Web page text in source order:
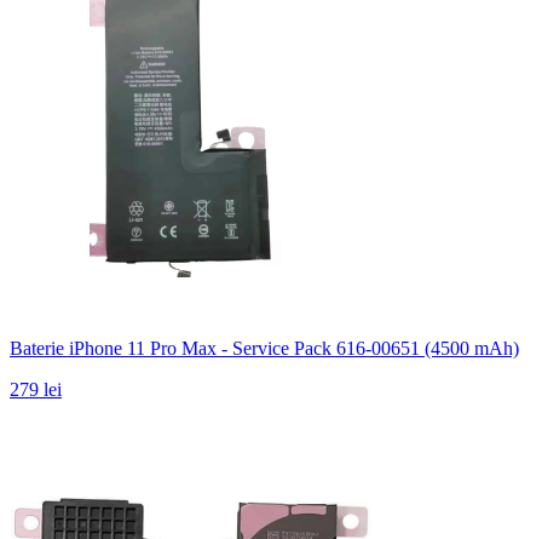
Baterie iPhone 11 Pro Max - Service Pack 616-00651 (4500 mAh)
279 lei